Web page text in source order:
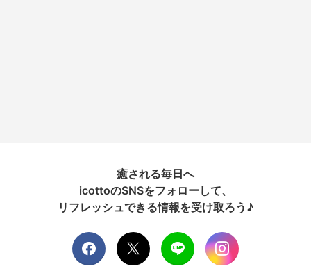
癒される毎日へ
icottoのSNSをフォローして、
リフレッシュできる情報を受け取ろう♪